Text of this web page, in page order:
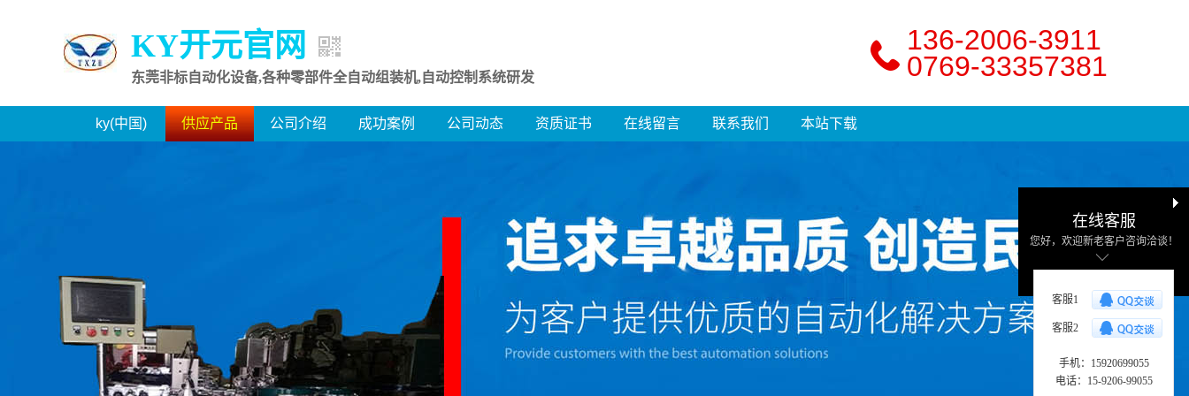
KY开元官网
东莞非标自动化设备,各种零部件全自动组装机,自动控制系统研发
136-2006-3911
0769-33357381
ky(中国) 供应产品 公司介绍 成功案例 公司动态 资质证书 在线留言 联系我们 本站下载
在线客服
您好，欢迎新老客户咨询洽谈！
客服1
客服2
手机：15920699055
电话：15-9206-99055